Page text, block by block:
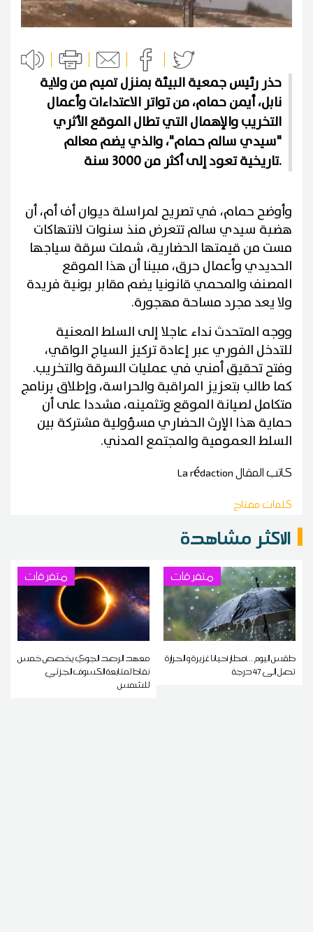
حذر رئيس جمعية البيئة بمنزل تميم من ولاية
نابل، أيمن حمام، من تواتر الاعتداءات وأعمال
التخريب والإهمال التي تطال الموقع الأثري
"سيدي سالم حمام"، والذي يضم معالم
تاريخية تعود إلى أكثر من 3000 سنة.
وأوضح حمام، في تصريح لمراسلة ديوان أف أم، أن
هضبة سيدي سالم تتعرض منذ سنوات لانتهاكات
مست من قيمتها الحضارية، شملت سرقة سياجها
الحديدي وأعمال حرق، مبينا أن هذا الموقع
المصنف والمحمي قانونيا يضم مقابر بونية فريدة
ولا يعد مجرد مساحة مهجورة.
ووجه المتحدث نداء عاجلا إلى السلط المعنية
للتدخل الفوري عبر إعادة تركيز السياج الواقي،
وفتح تحقيق أمني في عمليات السرقة والتخريب.
كما طالب بتعزيز المراقبة والحراسة، وإطلاق برنامج
متكامل لصيانة الموقع وتثمينه، مشددا على أن
حماية هذا الإرث الحضاري مسؤولية مشتركة بين
السلط العمومية والمجتمع المدني.
كاتب المقالLa rédaction
كلمات مفتاح
الاكثر مشاهدة
متفرقات
طقس اليوم ...أمطار أحيانا غزيرة و الحرارة
تصل إلى 47 درجة
متفرقات
معهد الرصد الجوي يخصص خمس
نقاط لمتابعة الكسوف الجزئي
للشمس